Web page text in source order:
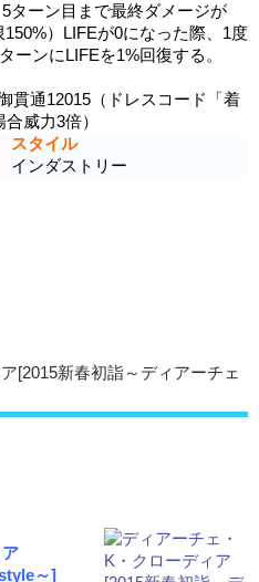
ターン目まで最終ダメージが
）LIFEが0になった際、1度
ーンにLIFEを1%回復する。
通12015（ドレスコード「着
威力3倍）
スタイル
インダストリー
[2015新春初詣～ディアーチェ
～]